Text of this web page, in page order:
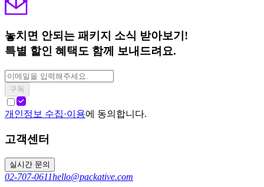
놓치면 안되는 패키지 소식 받아보기!
특별 할인 혜택도 함께 보내드려요.
구독
개인정보 수집·이용에 동의합니다.
고객센터
실시간 문의
02-707-0611hello@packative.com